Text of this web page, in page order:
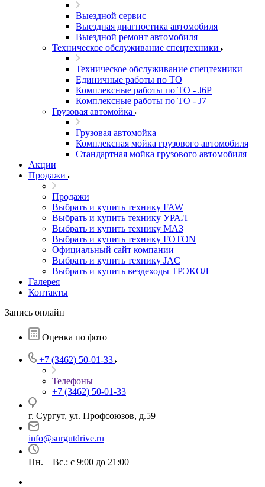
Выездной сервис
Выездная диагностика автомобиля
Выездной ремонт автомобиля
Техническое обслуживание спецтехники
Техническое обслуживание спецтехники
Единичные работы по ТО
Комплексные работы по ТО - J6P
Комплексные работы по ТО - J7
Грузовая автомойка
Грузовая автомойка
Комплексная мойка грузового автомобиля
Стандартная мойка грузового автомобиля
Акции
Продажи
Продажи
Выбрать и купить технику FAW
Выбрать и купить технику УРАЛ
Выбрать и купить технику МАЗ
Выбрать и купить технику FOTON
Официальный сайт компании
Выбрать и купить технику JAC
Выбрать и купить вездеходы ТРЭКОЛ
Галерея
Контакты
Запись онлайн
Оценка по фото
+7 (3462) 50-01-33
Телефоны
+7 (3462) 50-01-33
г. Сургут, ул. Профсоюзов, д.59
info@surgutdrive.ru
Пн. – Вс.: с 9:00 до 21:00